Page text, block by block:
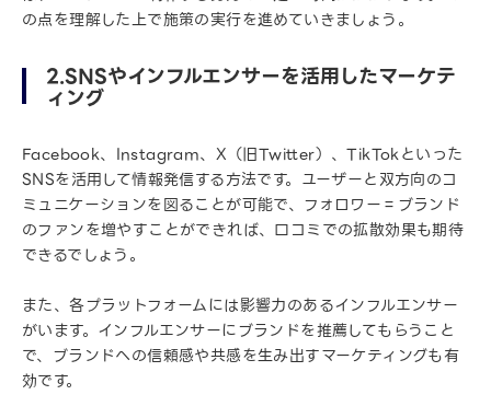
の点を理解した上で施策の実行を進めていきましょう。
2.SNSやインフルエンサーを活用したマーケテ
ィング
Facebook、Instagram、X（旧Twitter）、TikTokといった
SNSを活用して情報発信する方法です。ユーザーと双方向のコ
ミュニケーションを図ることが可能で、フォロワー＝ブランド
のファンを増やすことができれば、口コミでの拡散効果も期待
できるでしょう。
また、各プラットフォームには影響力のあるインフルエンサー
がいます。インフルエンサーにブランドを推薦してもらうこと
で、ブランドへの信頼感や共感を生み出すマーケティングも有
効です。